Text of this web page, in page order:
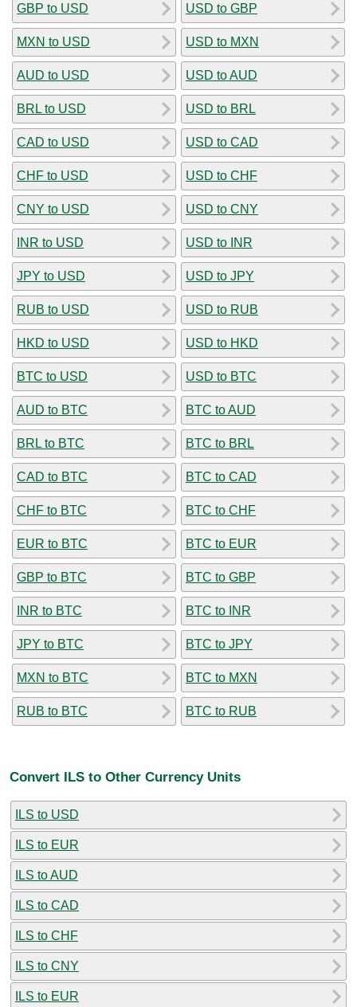
GBP to USD
MXN to USD
AUD to USD
BRL to USD
CAD to USD
CHF to USD
CNY to USD
INR to USD
JPY to USD
RUB to USD
HKD to USD
BTC to USD
AUD to BTC
BRL to BTC
CAD to BTC
CHF to BTC
EUR to BTC
GBP to BTC
INR to BTC
JPY to BTC
MXN to BTC
RUB to BTC
USD to GBP
USD to MXN
USD to AUD
USD to BRL
USD to CAD
USD to CHF
USD to CNY
USD to INR
USD to JPY
USD to RUB
USD to HKD
USD to BTC
BTC to AUD
BTC to BRL
BTC to CAD
BTC to CHF
BTC to EUR
BTC to GBP
BTC to INR
BTC to JPY
BTC to MXN
BTC to RUB
Convert ILS to Other Currency Units
ILS to USD
ILS to EUR
ILS to AUD
ILS to CAD
ILS to CHF
ILS to CNY
ILS to EUR